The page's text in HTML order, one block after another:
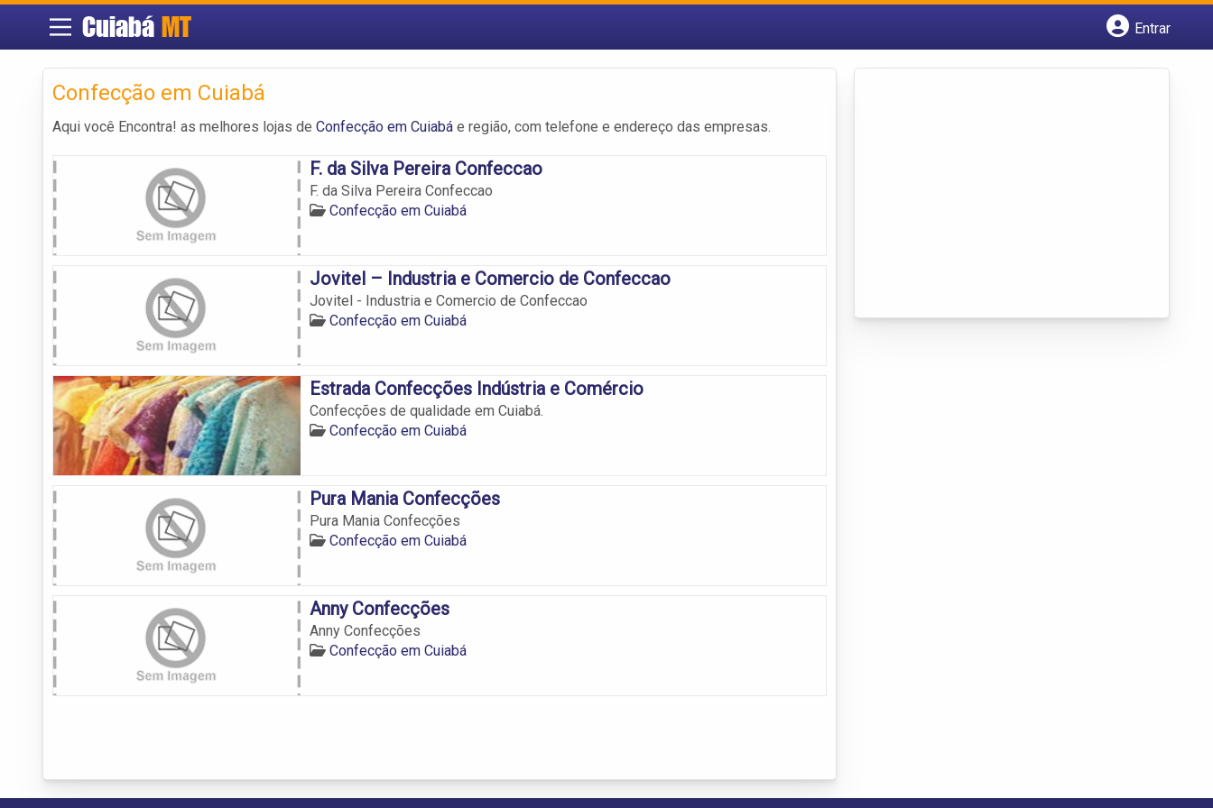
Cuiabá MT
Entrar
Confecção em Cuiabá
Aqui você Encontra! as melhores lojas de Confecção em Cuiabá e região, com telefone e endereço das empresas.
F. da Silva Pereira Confeccao
F. da Silva Pereira Confeccao
Confecção em Cuiabá
Jovitel – Industria e Comercio de Confeccao
Jovitel - Industria e Comercio de Confeccao
Confecção em Cuiabá
Estrada Confecções Indústria e Comércio
Confecções de qualidade em Cuiabá.
Confecção em Cuiabá
Pura Mania Confecções
Pura Mania Confecções
Confecção em Cuiabá
Anny Confecções
Anny Confecções
Confecção em Cuiabá